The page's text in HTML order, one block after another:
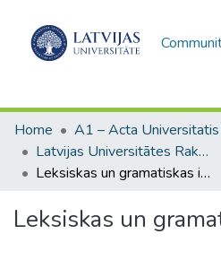
Home
Latvijas Universitātes Raksti (1949– )
Leksiskas un gramatiskas inovācijas
Leksiskas un